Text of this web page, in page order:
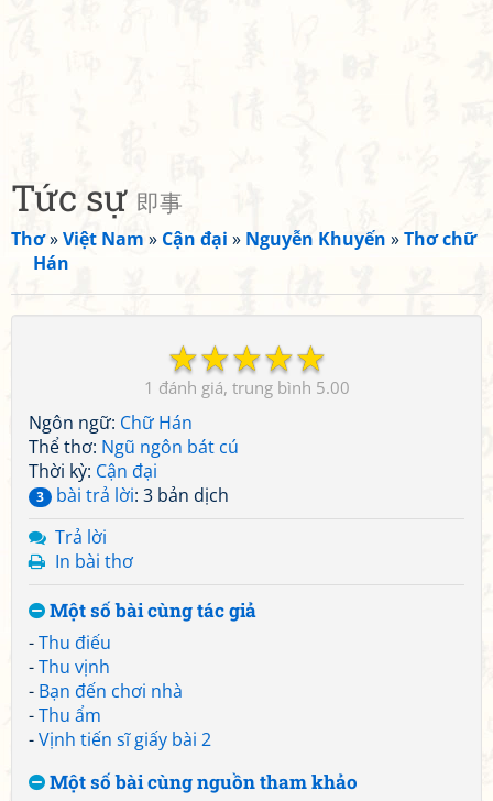
Tức sự 即事
Thơ»Việt Nam » Cận đại » Nguyễn Khuyến »Thơ chữ
Hán
☆
☆
☆
☆
☆
1 5.00
Ngôn ngữ: Chữ Hán
Thể thơ: Ngũ ngôn bát cú
Thời kỳ: Cận đại
3 bài trả lời: 3 bản dịch
Trả lời
In bài thơ
Một số bài cùng tác giả
-Thu điếu
-Thu vịnh
- Bạn đến chơi nhà
-Thu ẩm
-Vịnh tiến sĩ giấy bài 2
Một số bài cùng nguồn tham khảo